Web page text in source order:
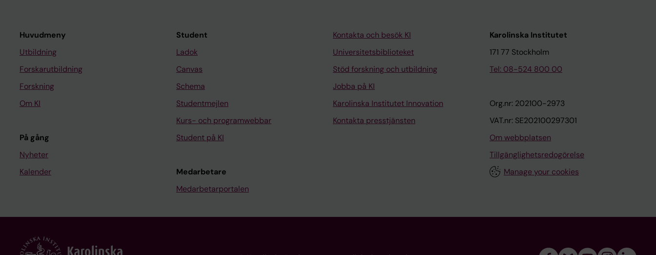
Huvudmeny
Utbildning
Forskarutbildning
Forskning
Om KI
På gång
Nyheter
Kalender
Student
Ladok
Canvas
Schema
Studentmejlen
Kurs- och programwebbar
Student på KI
Medarbetare
Medarbetarportalen
Kontakta och besök KI
Universitetsbiblioteket
Stöd forskning och utbildning
Jobba på KI
Karolinska Institutet Innovation
Kontakta presstjänsten
Karolinska Institutet
171 77 Stockholm
Tel: 08-524 800 00
Org.nr: 202100-2973
VAT.nr: SE202100297301
Om webbplatsen
Tillgänglighetsredogörelse
Manage your cookies